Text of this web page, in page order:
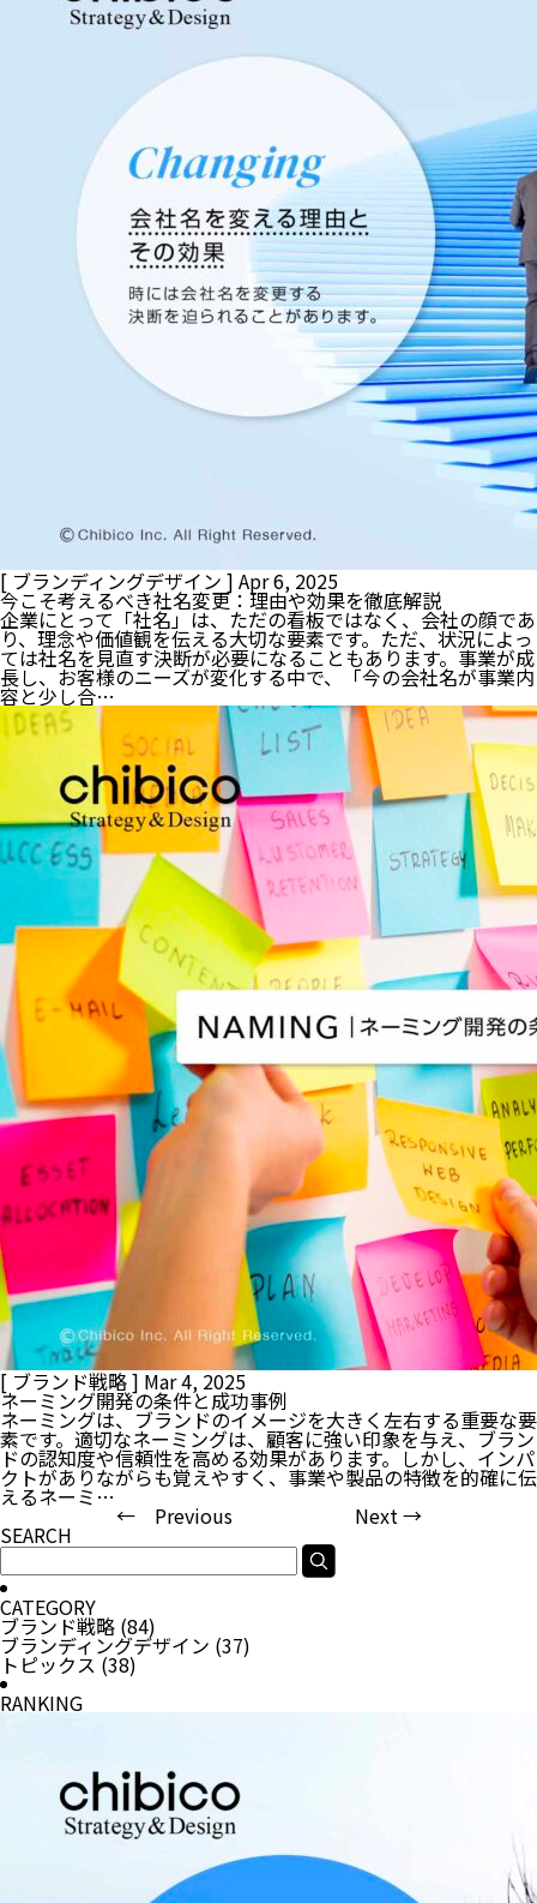
[ ブランディングデザイン ] Apr 6, 2025
今こそ考えるべき社名変更：理由や効果を徹底解説
企業にとって「社名」は、ただの看板ではなく、会社の顔であ
り、理念や価値観を伝える大切な要素です。ただ、状況によっ
ては社名を見直す決断が必要になることもあります。事業が成
長し、お客様のニーズが変化する中で、「今の会社名が事業内
容と少し合…
[ ブランド戦略 ] Mar 4, 2025
ネーミング開発の条件と成功事例
ネーミングは、ブランドのイメージを大きく左右する重要な要
素です。適切なネーミングは、顧客に強い印象を与え、ブラン
ドの認知度や信頼性を高める効果があります。しかし、インパ
クトがありながらも覚えやすく、事業や製品の特徴を的確に伝
えるネーミ…
← Previous Next →
SEARCH
CATEGORY
ブランド戦略 (84)
ブランディングデザイン (37)
トピックス(38)
RANKING